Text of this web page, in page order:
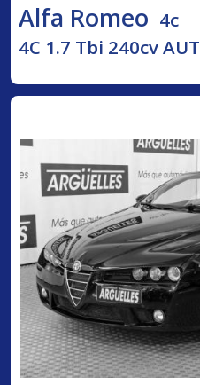
Alfa Romeo 4c
4C 1.7 Tbi 240cv AUT